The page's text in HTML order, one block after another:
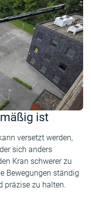
ist
versetzt werden,
sich anders
Kran schwerer zu
Bewegungen ständig
präzise zu halten.